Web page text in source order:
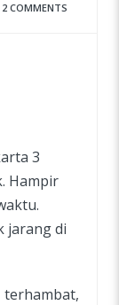
2 COMMENTS
3
Hampir
jarang di